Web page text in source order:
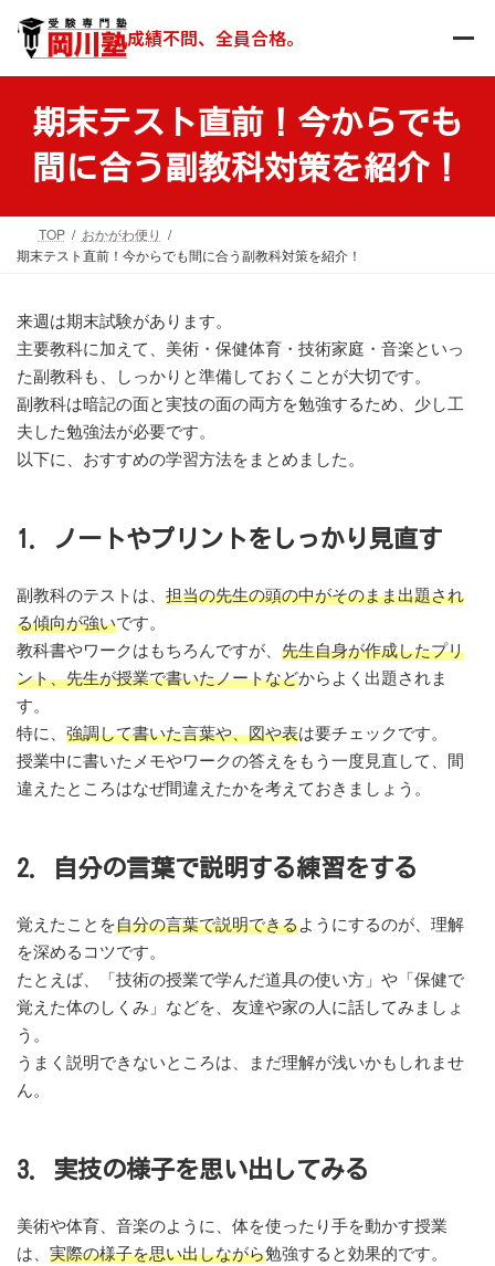
ン
ー
成績不問、全員合格。
期末テスト直前！今からでも
間に合う副教科対策を紹介！
TOP
おかがわ便り
期末テスト直前！今からでも間に合う副教科対策を紹介！
来週は期末試験があります。
主要教科に加えて、美術・保健体育・技術家庭・音楽といっ
た副教科も、しっかりと準備しておくことが大切です。
副教科は暗記の面と実技の面の両方を勉強するため、少し工
夫した勉強法が必要です。
以下に、おすすめの学習方法をまとめました。
1. ノートやプリントをしっかり見直す
副教科のテストは、 担当の先生の頭の中がそのまま出題され
る傾向が強いです。
教科書やワークはもちろんですが、 先生自身が作成したプリ
ント、先生が授業で書いたノートなどからよく出題されま
す。
特に、 強調して書いた言葉や、図や表は要チェックです。
授業中に書いたメモやワークの答えをもう一度見直して、間
違えたところはなぜ間違えたかを考えておきましょう。
2. 自分の言葉で説明する練習をする
覚えたことを自分の言葉で説明できるようにするのが、理解
を深めるコツです。
たとえば、「技術の授業で学んだ道具の使い方」や「保健で
覚えた体のしくみ」などを、友達や家の人に話してみましょ
う。
うまく説明できないところは、まだ理解が浅いかもしれませ
ん。
3. 実技の様子を思い出してみる
美術や体育、音楽のように、体を使ったり手を動かす授業
は、 実際の様子を思い出しながら勉強すると効果的です。